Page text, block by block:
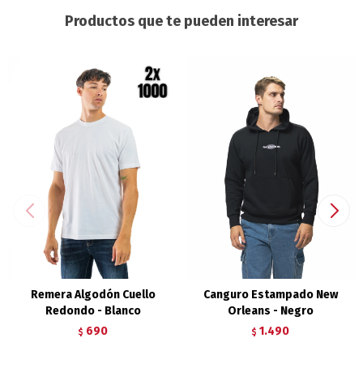
Productos que te pueden interesar
Remera Algodón Cuello
Redondo - Blanco
$ 690
Canguro Estampado New
Orleans - Negro
$ 1.490